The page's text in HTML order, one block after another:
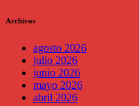
Archivos
agosto 2026
julio 2026
junio 2026
mayo 2026
abril 2026